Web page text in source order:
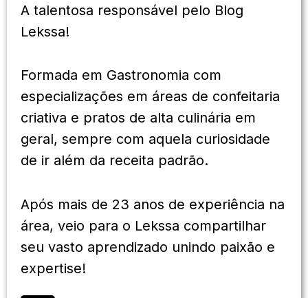
A talentosa responsável pelo Blog
Lekssa!
Formada em Gastronomia com
especializações em áreas de confeitaria
criativa e pratos de alta culinária em
geral, sempre com aquela curiosidade
de ir além da receita padrão.
Após mais de 23 anos de experiência na
área, veio para o Lekssa compartilhar
seu vasto aprendizado unindo paixão e
expertise!